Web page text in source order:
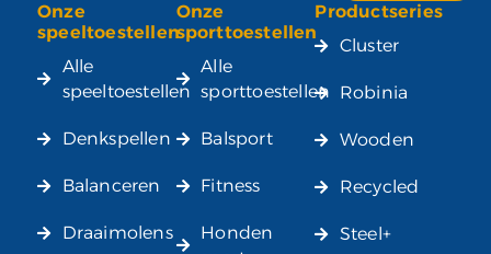
Alternative:
Onze
speeltoestellen
Alle
speeltoestellen
Denkspellen
Balanceren
Draaimolens
Onze
sporttoestellen
Alle
sporttoestellen
Balsport
Fitness
Honden
Productseries
Cluster
Robinia
Wooden
Recycled
Steel+